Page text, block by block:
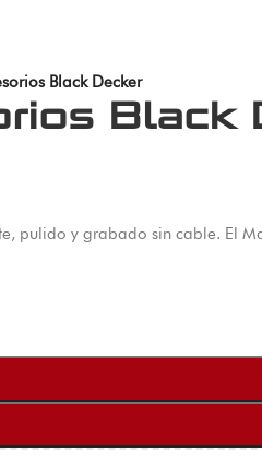
Black Decker
Black
pulido y grabado sin cable. El